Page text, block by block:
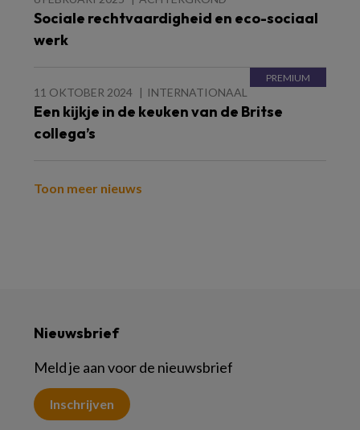
Sociale rechtvaardigheid en eco-sociaal
werk
11 OKTOBER 2024 INTERNATIONAAL
Een kijkje in de keuken van de Britse
collega’s
Toon meer nieuws
Nieuwsbrief
Meld je aan voor de nieuwsbrief
Inschrijven